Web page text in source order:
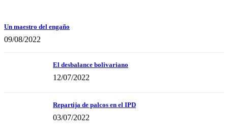
Un maestro del engaño
09/08/2022
El desbalance bolivariano
12/07/2022
Repartija de palcos en el IPD
03/07/2022